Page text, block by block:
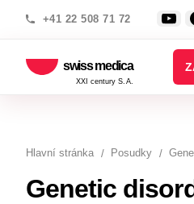
+41 22 508 71 72
swiss medica
XXI century S.A.
Hlavní stránka Posudky
Genetic